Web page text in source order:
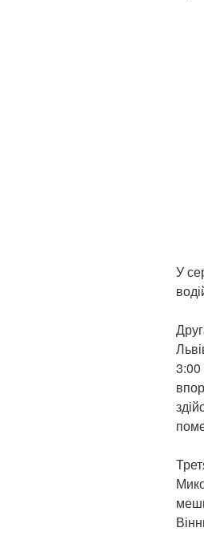
У
3:00